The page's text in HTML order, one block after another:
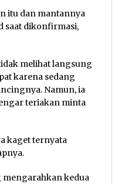
itu dan mantannya
saat dikonfirmasi,
melihat langsung
karena sedang
Namun, ia
teriakan minta
kaget ternyata
mengarahkan kedua